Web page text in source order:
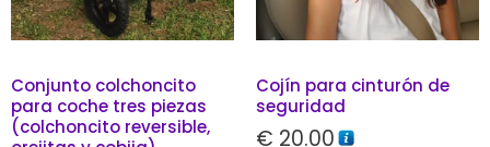
Conjunto colchoncito
para coche tres piezas
(colchoncito reversible,
Cojín para cinturón de
seguridad
€ 20.00